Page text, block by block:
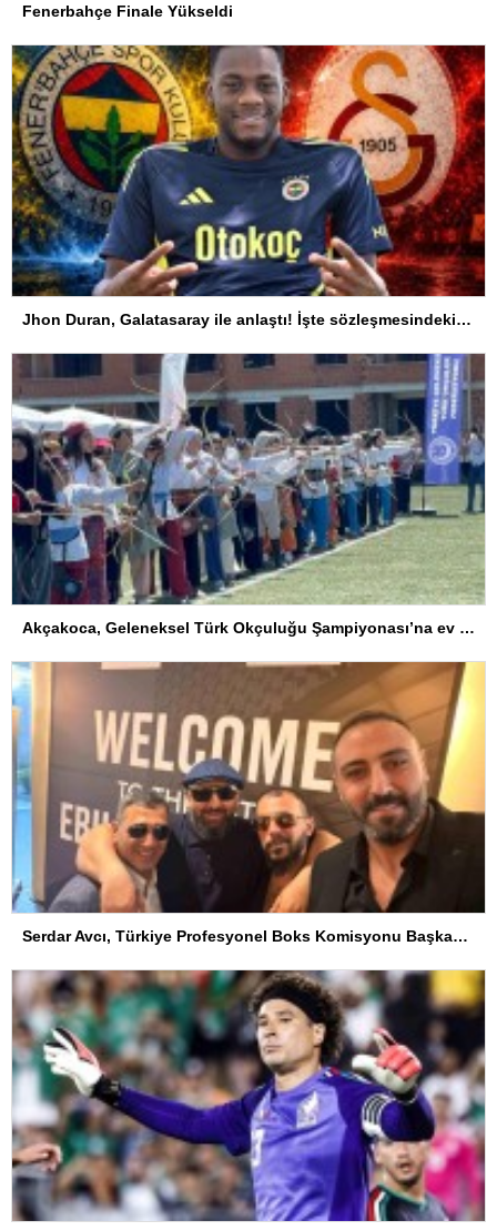
Fenerbahçe Finale Yükseldi
Jhon Duran, Galatasaray ile anlaştı! İşte sözleşmesindeki özel madde
Akçakoca, Geleneksel Türk Okçuluğu Şampiyonası’na ev sahipliği yapıyor
Serdar Avcı, Türkiye Profesyonel Boks Komisyonu Başkanı Seçildi